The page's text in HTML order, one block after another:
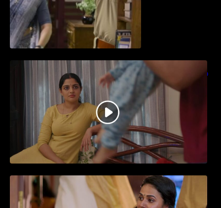
തിയേറ്ററിൽ വൻ വിജയമായി മുന്നേറിയ
ഗുരുവായൂർ അംബലനടയിൽ… വീഡിയോ
സോങ്ങ്..
ജനപ്രിയ നടൻ ദിലീപ് നയകമായി
എത്തുന്ന പവി കെയർ ടേക്കർ.. വീഡിയോ
സോംഗ്…